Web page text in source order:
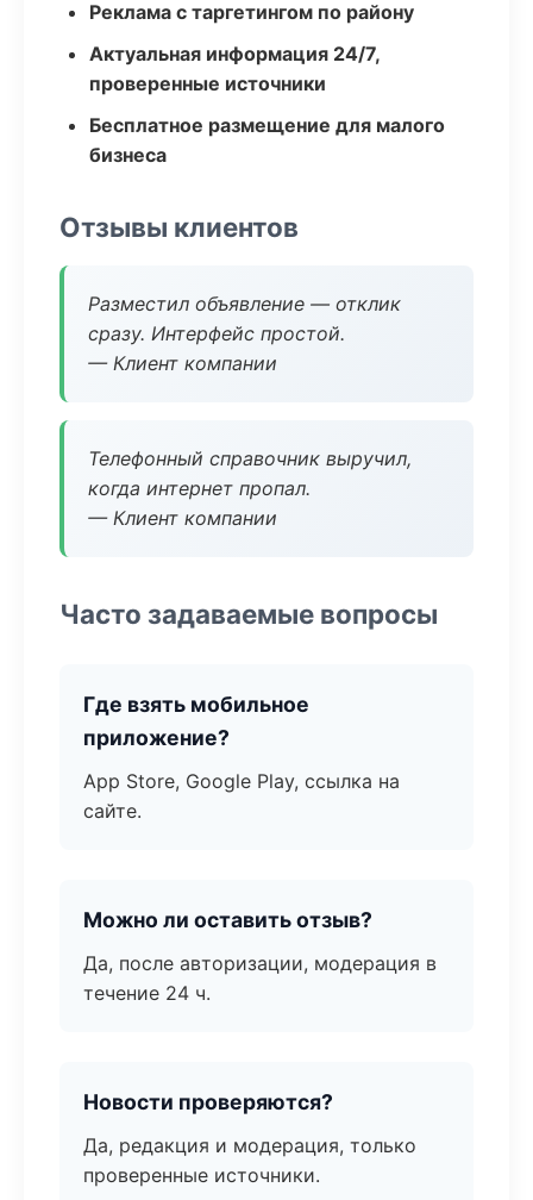
Реклама с таргетингом по району
Актуальная информация 24/7,
проверенные источники
Бесплатное размещение для малого
бизнеса
Отзывы клиентов
Разместил объявление — отклик
сразу. Интерфейс простой.
— Клиент компании
Телефонный справочник выручил,
когда интернет пропал.
— Клиент компании
Часто задаваемые вопросы
Где взять мобильное
приложение?
App Store, Google Play, ссылка на
сайте.
Можно ли оставить отзыв?
Да, после авторизации, модерация в
течение 24 ч.
Новости проверяются?
Да, редакция и модерация, только
проверенные источники.